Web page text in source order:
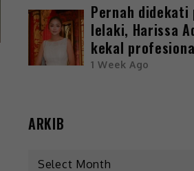
Pernah didekati
lelaki, Harissa
kekal
1 Week Ago
ARKIB